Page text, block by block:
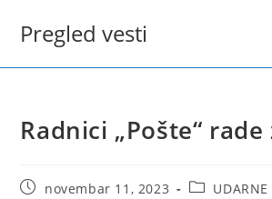
Pregled vesti
Radnici „Pošte“ rade
Postnovembar 11, 2023
PostUDARNE